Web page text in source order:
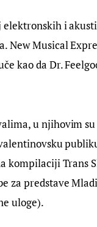
elektronskih i
New Musical
kao da Dr.
u njihovim
kompilaciji Trans
za predstave
uloge).